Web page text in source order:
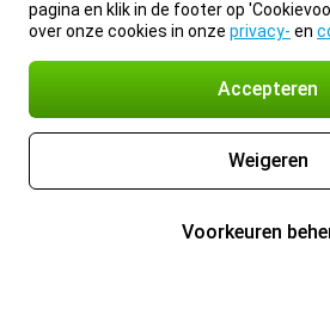
pagina en klik in de footer op
over onze cookies in onze privacy- en
Accepteren
Weigeren
Voorkeuren